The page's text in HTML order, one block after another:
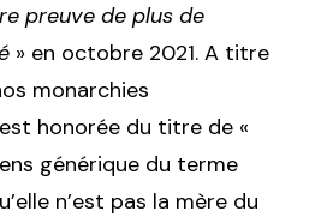
preuve de plus de
» en octobre 2021. A titre
monarchies
honorée du titre de «
générique du terme
n’est pas la mère du